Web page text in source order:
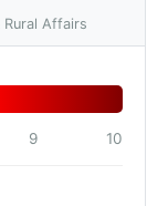
Affairs
9 10